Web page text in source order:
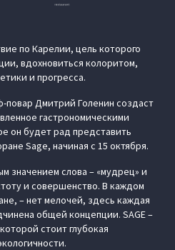
по Карелии, цель которого
вдохновиться колоритом,
и прогресса.
Дмитрий Голенин создаст
гастрономическими
он будет рад представить
Sage, начиная с 15 октября.
значением слова – «мудрец» и
и совершенство. В каждом
– нет мелочей, здесь каждая
общей концепции. SAGE –
стоит глубокая